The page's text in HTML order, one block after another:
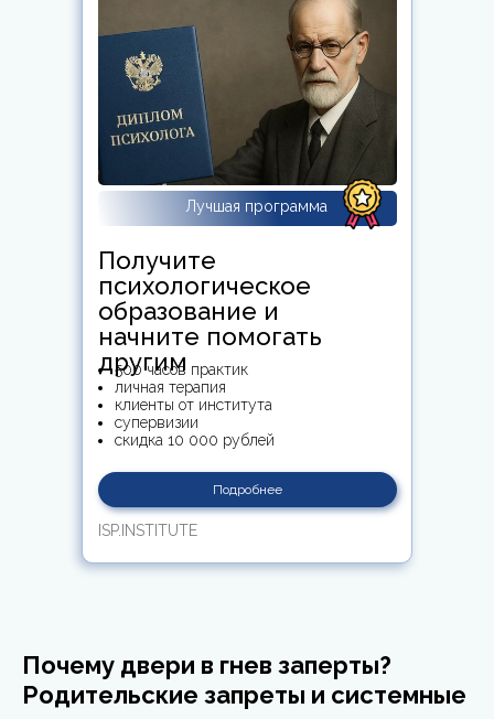
500 часов практик
личная терапия
клиенты от института
супервизии
скидка 10 000 рублей
Получите
психологическое
образование и
начните помогать
другим
Лучшая программа
Подробнее
ISP.INSTITUTE
Почему двери в гнев заперты?
Родительские запреты и системные